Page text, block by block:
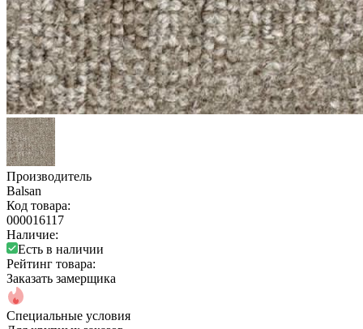
Производитель
Balsan
Код товара:
000016117
Наличие:
Есть в наличии
Рейтинг товара:
Заказать замерщика
Специальные условия